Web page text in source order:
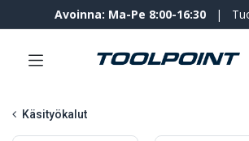
Avoinna: Ma-Pe 8:00-16:30 |
Käsityökalut